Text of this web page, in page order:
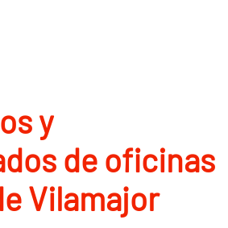
y
de oficinas
Vilamajor